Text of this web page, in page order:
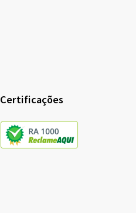
Certificações